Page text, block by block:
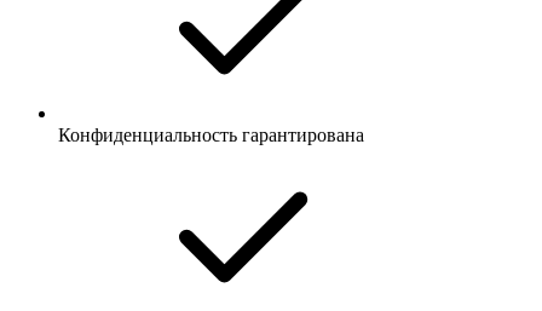
Конфиденциальность гарантирована